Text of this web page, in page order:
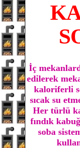
İç
edilerek
kaloriferli
sıcak su
Her türlü
fındık
soba